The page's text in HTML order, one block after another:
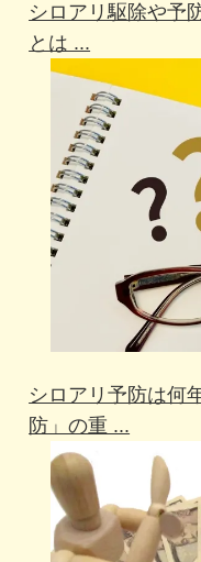
シロアリ駆除や予
とは ...
シロアリ予防は何
防」の重 ...